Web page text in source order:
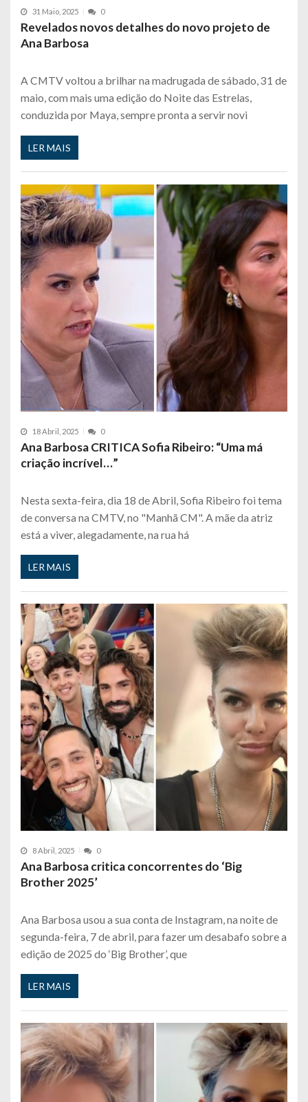
31 Maio, 2025 0
Revelados novos detalhes do novo projeto de
Ana Barbosa
A CMTV voltou a brilhar na madrugada de sábado, 31 de
maio, com mais uma edição do Noite das Estrelas,
conduzida por Maya, sempre pronta a servir novi
LER MAIS
18 Abril, 2025 0
Ana Barbosa CRITICA Sofia Ribeiro: “Uma má
criação incrível…”
Nesta sexta-feira, dia 18 de Abril, Sofia Ribeiro foi tema
de conversa na CMTV, no "Manhã CM". A mãe da atriz
está a viver, alegadamente, na rua há
LER MAIS
8 Abril, 2025 0
Ana Barbosa critica concorrentes do ‘Big
Brother 2025’
Ana Barbosa usou a sua conta de Instagram, na noite de
segunda-feira, 7 de abril, para fazer um desabafo sobre a
edição de 2025 do ‘Big Brother’, que
LER MAIS